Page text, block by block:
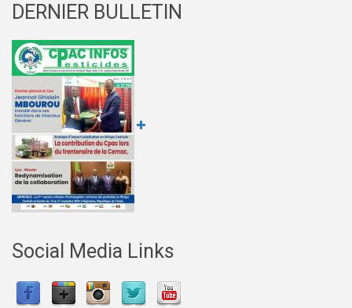
DERNIER BULLETIN
Social Media Links